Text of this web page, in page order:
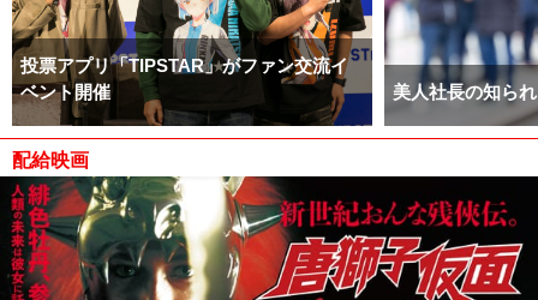
投票アプリ「TIPSTAR」がファン交流イ
ベント開催
美人社長の知ら
配給映画